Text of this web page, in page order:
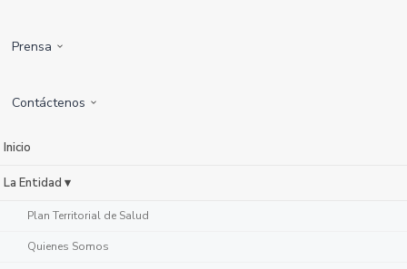
Prensa
Contáctenos
Inicio
La Entidad ▾
Plan Territorial de Salud
Quienes Somos